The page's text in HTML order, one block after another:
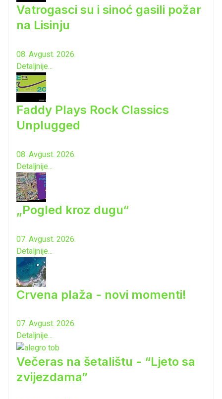
Vatrogasci su i sinoć gasili požar
na Lisinju
08. Avgust. 2026.
Detaljnije...
Faddy Plays Rock Classics
Unplugged
08. Avgust. 2026.
Detaljnije...
„Pogled kroz dugu“
07. Avgust. 2026.
Detaljnije...
Crvena plaža - novi momenti!
07. Avgust. 2026.
Detaljnije...
Večeras na šetalištu - “Ljeto sa
zvijezdama”